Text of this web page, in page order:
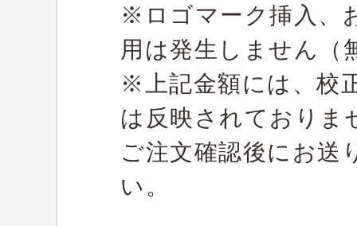
※ロゴマーク挿入、
用は発生しません（
※上記金額には、校
は反映されておりま
ご注文確認後にお送
い。